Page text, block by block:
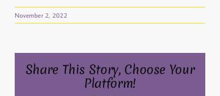
November 2, 2022
Share This Story, Choose Your
Platform!